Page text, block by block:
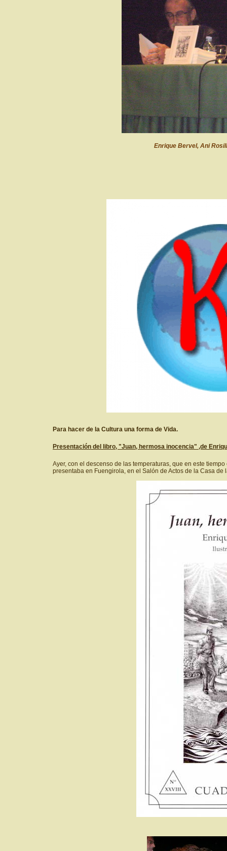
Enrique Bervel, Ani
Para hacer de la Cultura una forma de Vida.
Presentación del libro, "Juan, hermosa inocencia" ,de
Ayer, con el descenso de las temperaturas, que en este
presentaba en Fuengirola, en el Salón de Actos de la Casa